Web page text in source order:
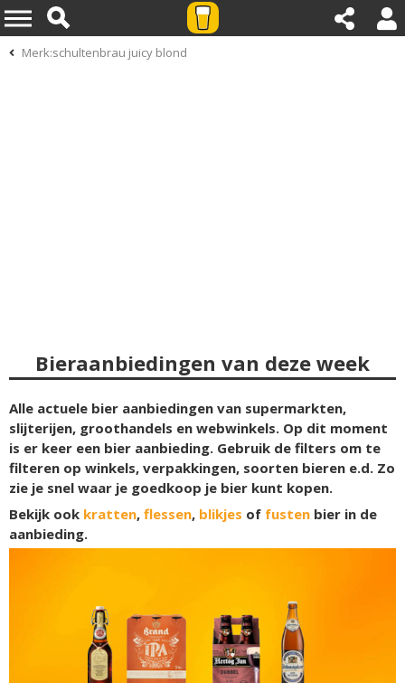
Merk:schultenbrau juicy blond
Bieraanbiedingen van deze week
Alle actuele bier aanbiedingen van supermarkten,
slijterijen, groothandels en webwinkels. Op dit moment
is er keer een bier aanbieding. Gebruik de filters om te
filteren op winkels, verpakkingen, soorten bieren e.d. Zo
zie je snel waar je goedkoop je bier kunt kopen.
Bekijk ook kratten, flessen, blikjes of fusten bier in de
aanbieding.